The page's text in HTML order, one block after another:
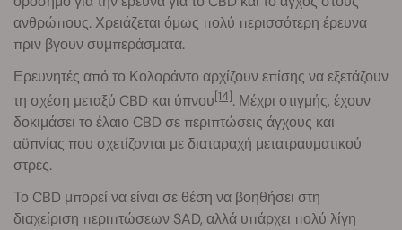
ανθρώπους. Χρειάζεται όμως πολύ περισσότερη έρευνα
πριν βγουν συμπεράσματα.
Ερευνητές από το Κολοράντο αρχίζουν επίσης να εξετάζουν
τη σχέση μεταξύ CBD και ύπνου[14]. Μέχρι στιγμής, έχουν
δοκιμάσει το έλαιο CBD σε περιπτώσεις άγχους και
αϋπνίας που σχετίζονται με διαταραχή μετατραυματικού
στρες.
Το CBD μπορεί να είναι σε θέση να βοηθήσει στη
διαχείριση περιπτώσεων SAD, αλλά υπάρχει πολύ λίγη